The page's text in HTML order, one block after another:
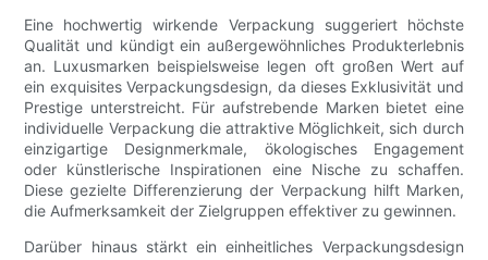
Eine hochwertig wirkende Verpackung suggeriert höchste
Qualität und kündigt ein außergewöhnliches Produkterlebnis
an. Luxusmarken beispielsweise legen oft großen Wert auf
ein exquisites Verpackungsdesign, da dieses Exklusivität und
Prestige unterstreicht. Für aufstrebende Marken bietet eine
individuelle Verpackung die attraktive Möglichkeit, sich durch
einzigartige Designmerkmale, ökologisches Engagement
oder künstlerische Inspirationen eine Nische zu schaffen.
Diese gezielte Differenzierung der Verpackung hilft Marken,
die Aufmerksamkeit der Zielgruppen effektiver zu gewinnen.
Darüber hinaus stärkt ein einheitliches Verpackungsdesign